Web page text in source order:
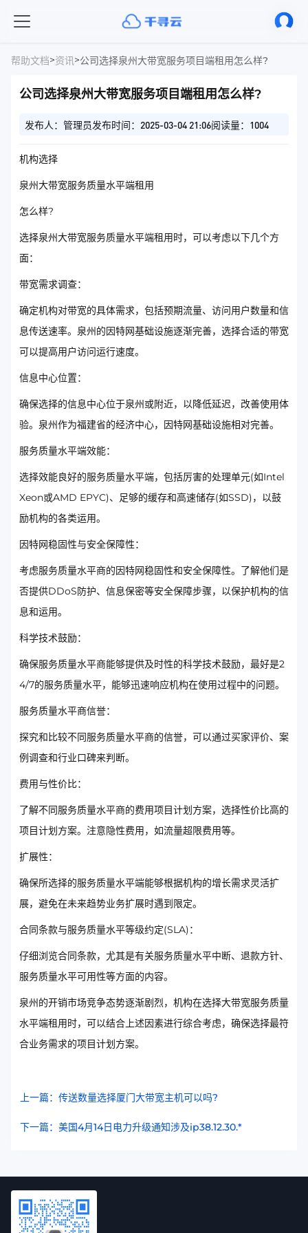
帮助文档>资讯>公司选择泉州大带宽服务项目端租用怎么样?
公司选择泉州大带宽服务项目端租用怎么样?
发布人：管理员发布时间：2025-03-04 21:06阅读量：1004
机构选择
泉州大带宽服务质量水平端租用
怎么样?
选择泉州大带宽服务质量水平端租用时，可以考虑以下几个方
面：
带宽需求调查：
确定机构对带宽的具体需求，包括预期流量、访问用户数量和信
息传送速率。泉州的因特网基础设施逐渐完善，选择合适的带宽
可以提高用户访问运行速度。
信息中心位置：
确保选择的信息中心位于泉州或附近，以降低延迟，改善使用体
验。泉州作为福建省的经济中心，因特网基础设施相对完善。
服务质量水平端效能：
选择效能良好的服务质量水平端，包括厉害的处理单元(如Intel
Xeon或AMD EPYC)、足够的缓存和高速储存(如SSD)，以鼓
励机构的各类运用。
因特网稳固性与安全保障性：
考虑服务质量水平商的因特网稳固性和安全保障性。了解他们是
否提供DDoS防护、信息保密等安全保障步骤，以保护机构的信
息和运用。
科学技术鼓励：
确保服务质量水平商能够提供及时性的科学技术鼓励，最好是2
4/7的服务质量水平，能够迅速响应机构在使用过程中的问题。
服务质量水平商信誉：
探究和比较不同服务质量水平商的信誉，可以通过买家评价、案
例调查和行业口碑来判断。
费用与性价比：
了解不同服务质量水平商的费用项目计划方案，选择性价比高的
项目计划方案。注意隐性费用，如流量超限费用等。
扩展性：
确保所选择的服务质量水平端能够根据机构的增长需求灵活扩
展，避免在未来趋势业务扩展时遇到限定。
合同条款与服务质量水平等级约定(SLA)：
仔细浏览合同条款，尤其是有关服务质量水平中断、退款方针、
服务质量水平可用性等方面的内容。
泉州的开销市场竞争态势逐渐剧烈，机构在选择大带宽服务质量
水平端租用时，可以结合上述因素进行综合考虑，确保选择最符
合业务需求的项目计划方案。
上一篇：传送数量选择厦门大带宽主机可以吗?
下一篇：美国4月14日电力升级通知涉及ip38.12.30.*